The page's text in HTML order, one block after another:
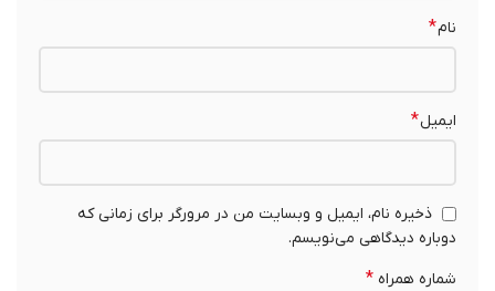
ایمیل*
ذخیره نام، ایمیل و وبسایت من در مرورگر برای زمانی که
دوباره دیدگاهی می‌نویسم.
شماره همراه*